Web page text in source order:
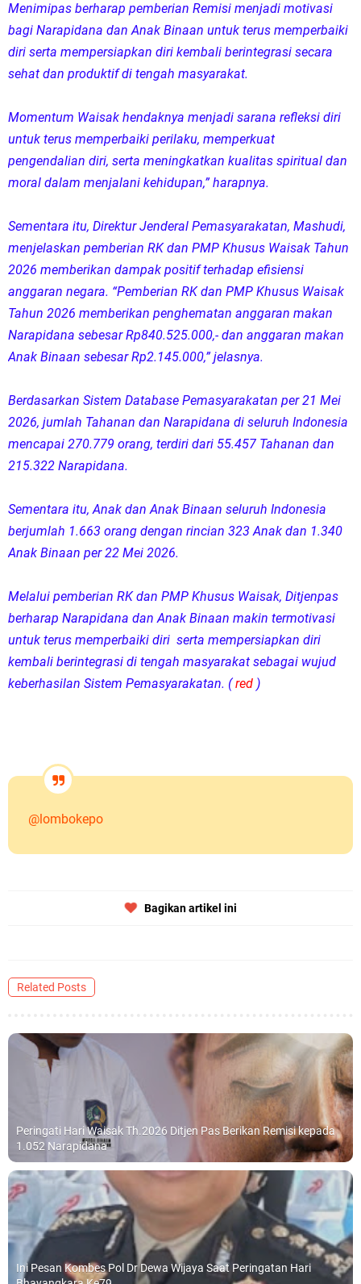
Menimipas berharap pemberian Remisi menjadi motivasi
bagi Narapidana dan Anak Binaan untuk terus memperbaiki
diri serta mempersiapkan diri kembali berintegrasi secara
sehat dan produktif di tengah masyarakat.
Momentum Waisak hendaknya menjadi sarana refleksi diri
untuk terus memperbaiki perilaku, memperkuat
pengendalian diri, serta meningkatkan kualitas spiritual dan
moral dalam menjalani kehidupan,” harapnya.
Sementara itu, Direktur Jenderal Pemasyarakatan, Mashudi,
menjelaskan pemberian RK dan PMP Khusus Waisak Tahun
2026 memberikan dampak positif terhadap efisiensi
anggaran negara. “Pemberian RK dan PMP Khusus Waisak
Tahun 2026 memberikan penghematan anggaran makan
Narapidana sebesar Rp840.525.000,- dan anggaran makan
Anak Binaan sebesar Rp2.145.000,” jelasnya.
Berdasarkan Sistem Database Pemasyarakatan per 21 Mei
2026, jumlah Tahanan dan Narapidana di seluruh Indonesia
mencapai 270.779 orang, terdiri dari 55.457 Tahanan dan
215.322 Narapidana.
Sementara itu, Anak dan Anak Binaan seluruh Indonesia
berjumlah 1.663 orang dengan rincian 323 Anak dan 1.340
Anak Binaan per 22 Mei 2026.
Melalui pemberian RK dan PMP Khusus Waisak, Ditjenpas
berharap Narapidana dan Anak Binaan makin termotivasi
untuk terus memperbaiki diri serta mempersiapkan diri
kembali berintegrasi di tengah masyarakat sebagai wujud
keberhasilan Sistem Pemasyarakatan. (red )
@lombokepo
Bagikan artikel ini
Related Posts
Peringati Hari Waisak Th.2026 Ditjen Pas Berikan Remisi kepada
1.052 Narapidana
Ini Pesan Kombes Pol Dr Dewa Wijaya Saat Peringatan Hari